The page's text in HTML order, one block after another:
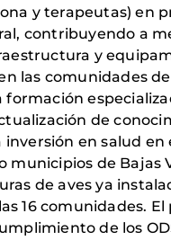
y terapeutas) en
contribuyendo a
y
las comunidades
formación
de
en salud en
de Bajas
de aves ya
16 comunidades.
de los